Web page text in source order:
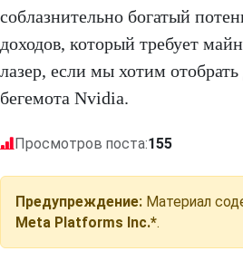
соблазнительно богатый
доходов, который требует
лазер, если мы хотим
бегемота Nvidia.
Просмотров поста:155
Предупреждение: Материал
Meta Platforms Inc.*.